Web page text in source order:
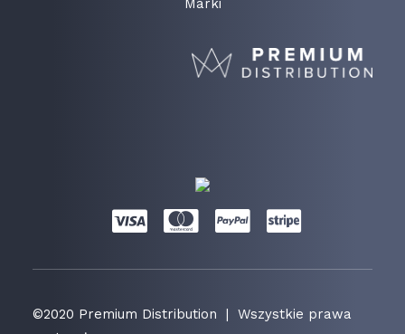
Marki
©2020 Premium Distribution | Wszystkie prawa